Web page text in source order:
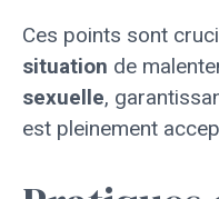
Ces points sont
situation de
sexuelle,
est pleinement